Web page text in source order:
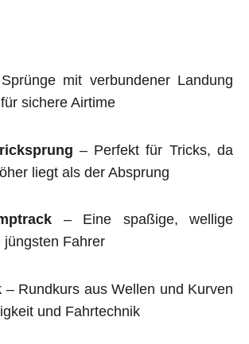
mit verbundener Landung
sichere Airtime
– Perfekt für Tricks, da
liegt als der Absprung
– Eine spaßige, wellige
jüngsten Fahrer
– Rundkurs aus Wellen und Kurven
und Fahrtechnik